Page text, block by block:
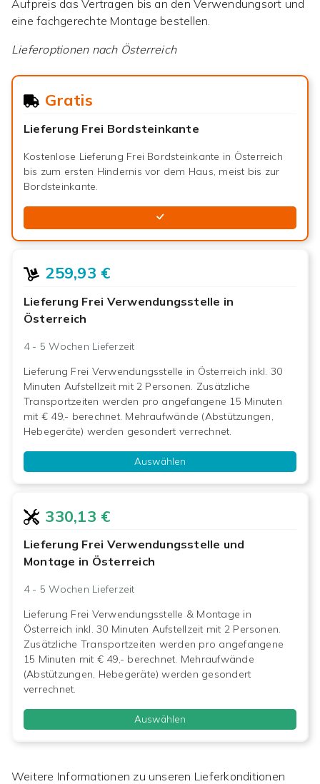
Aufpreis das Vertragen bis an den Verwendungsort und
eine fachgerechte Montage bestellen.
Lieferoptionen nach Österreich
Gratis
Lieferung Frei Bordsteinkante
Kostenlose Lieferung Frei Bordsteinkante in Österreich
bis zum ersten Hindernis vor dem Haus, meist bis zur
Bordsteinkante.
259,93 €
Lieferung Frei Verwendungsstelle in
Österreich
4 - 5 Wochen Lieferzeit
Lieferung Frei Verwendungsstelle in Österreich inkl. 30
Minuten Aufstellzeit mit 2 Personen. Zusätzliche
Transportzeiten werden pro angefangene 15 Minuten
mit € 49,- berechnet. Mehraufwände (Abstützungen,
Hebegeräte) werden gesondert verrechnet.
Auswählen
330,13 €
Lieferung Frei Verwendungsstelle und
Montage in Österreich
4 - 5 Wochen Lieferzeit
Lieferung Frei Verwendungsstelle & Montage in
Österreich inkl. 30 Minuten Aufstellzeit mit 2 Personen.
Zusätzliche Transportzeiten werden pro angefangene
15 Minuten mit € 49,- berechnet. Mehraufwände
(Abstützungen, Hebegeräte) werden gesondert
verrechnet.
Auswählen
Weitere Informationen zu unseren Lieferkonditionen